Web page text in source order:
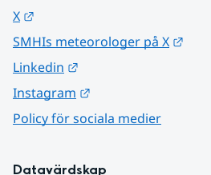
X
SMHIs meteorologer på X
Linkedin
Instagram
Policy för sociala medier
Datavärdskap